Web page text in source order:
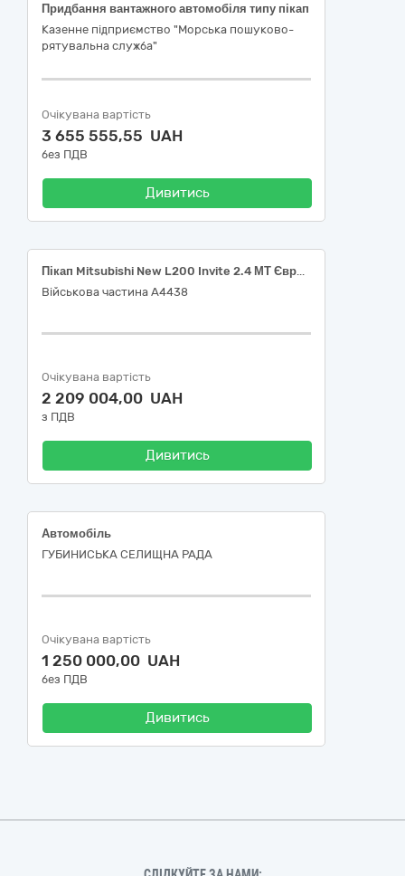
Придбання вантажного автомобіля типу пікап
Казенне підприємство "Морська пошуково-
рятувальна служба"
Очікувана вартість
3 655 555,55 UAH
без ПДВ
Дивитись
Пікап Mitsubishi New L200 Invite 2.4 МТ Євро-6 (або еквівалент).
Військова частина А4438
Очікувана вартість
2 209 004,00 UAH
з ПДВ
Дивитись
Автомобіль
ГУБИНИСЬКА СЕЛИЩНА РАДА
Очікувана вартість
1 250 000,00 UAH
без ПДВ
Дивитись